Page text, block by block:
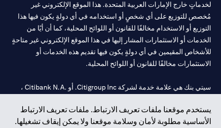
يستخدم موقعنا ملفات تعريف الارتباط. ملفات تعريف الارتباط
الأساسية مطلوبة لأمان وسلامة موقعنا ولا يمكن إيقاف تشغيلها.
لخدماتٍ خارج الإمارات العربية المتحدة. هذا الموقع الإلكتروني غير
مُخصص للتوزيع على أي شخصٍ أو استخدامه في أي دولةٍ يكون فيها هذا
التوزيع أو الاستخدام مخالفًا للقانون أو اللوائح المحلية، كما أن أيًا من
الخدمات أو الاستثمارات المشار إليها في هذا الموقع الإلكتروني غير متاحةٍ
للأشخاص المقيمين في أي دولةٍ يكون فيها تقديم هذه الخدمات أو
الاستثمارات مخالفًا للقانون أو اللوائح المحلية.
سيتي بنك هي علامة خدمة لشركة Citigroup Inc. أو .Citibank N.A ،
سيتي بنك إن. إيه. الإمارات مسجل لدى مصرف الإمارات المركزي تحت